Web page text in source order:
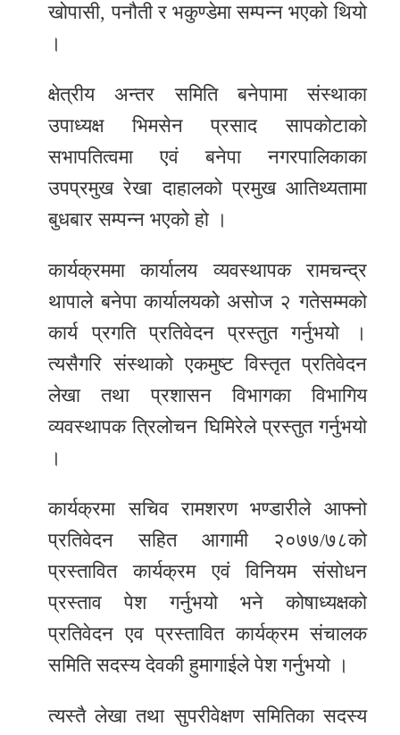
खोपासी, पनौती र भकुण्डेमा सम्पन्न भएको थियो
।
क्षेत्रीय अन्तर समिति बनेपामा संस्थाका
उपाध्यक्ष भिमसेन प्रसाद सापकोटाको
सभापतित्वमा एवं बनेपा नगरपालिकाका
उपप्रमुख रेखा दाहालको प्रमुख आतिथ्यतामा
बुधबार सम्पन्न भएको हो ।
कार्यक्रममा कार्यालय व्यवस्थापक रामचन्द्र
थापाले बनेपा कार्यालयको असोज २ गतेसम्मको
कार्य प्रगति प्रतिवेदन प्रस्तुत गर्नुभयो ।
त्यसैगरि संस्थाको एकमुष्ट विस्तृत प्रतिवेदन
लेखा तथा प्रशासन विभागका विभागिय
व्यवस्थापक त्रिलोचन घिमिरेले प्रस्तुत गर्नुभयो
।
कार्यक्रमा सचिव रामशरण भण्डारीले आफ्नो
प्रतिवेदन सहित आगामी २०७७/७८को
प्रस्तावित कार्यक्रम एवं विनियम संसोधन
प्रस्ताव पेश गर्नुभयो भने कोषाध्यक्षको
प्रतिवेदन एव प्रस्तावित कार्यक्रम संचालक
समिति सदस्य देवकी हुमागाईले पेश गर्नुभयो ।
त्यस्तै लेखा तथा सुपरीवेक्षण समितिका सदस्य